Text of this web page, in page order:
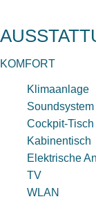
KOMFORT
Klimaanlage
Soundsystem
Cockpit-Tisch
Kabinentisch
Elektrische
TV
WLAN